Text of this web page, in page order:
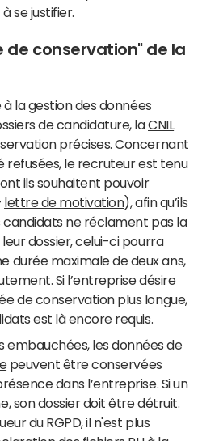
se justifier.
de conservation" de la
à la gestion des données
de candidature, laCNIL
précises. Concernant
refusées, le recruteur est tenu
ils souhaitent pouvoir
lettre de motivation), afin qu’ils
candidats ne réclament pas la
dossier, celui-ci pourra
durée maximale de deux ans,
Si l’entreprise désire
de conservation plus longue,
est là encore requis.
les données de
peuvent être conservées
dans l’entreprise. Si un
son dossier doit être détruit.
du RGPD, il n'est plus